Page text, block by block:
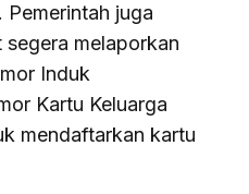
juga
melaporkan
Induk
Kartu Keluarga
mendaftarkan kartu